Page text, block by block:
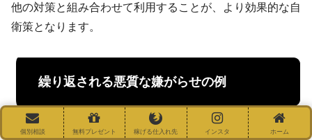
他の対策と組み合わせて利用することが、より効果的な自
衛策となります。
繰り返される悪質な嫌がらせの例
個別相談 無料プレゼント 稼げる仕入れ先 インスタ ホーム